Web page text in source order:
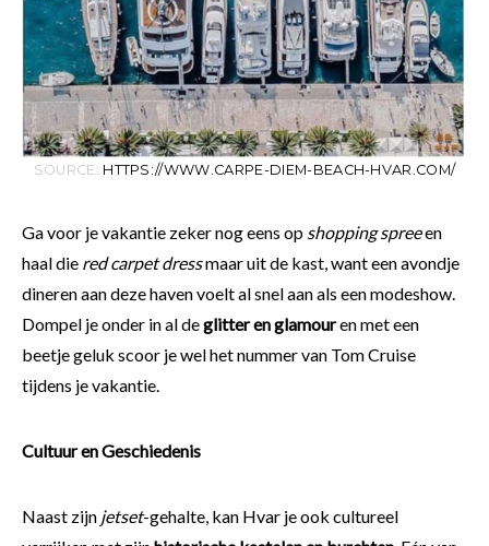
SOURCE: HTTPS://WWW.CARPE-DIEM-BEACH-HVAR.COM/
Ga voor je vakantie zeker nog eens op shopping spreeen
haal die red carpet dressmaar uit de kast, want een avondje
dineren aan deze haven voelt al snel aan als een modeshow.
Dompel je onder in al deglitter en glamouren met een
beetje geluk scoor je wel het nummer van Tom Cruise
tijdens je vakantie.
Cultuur en Geschiedenis
Naast zijn jetset-gehalte, kan Hvar je ook cultureel